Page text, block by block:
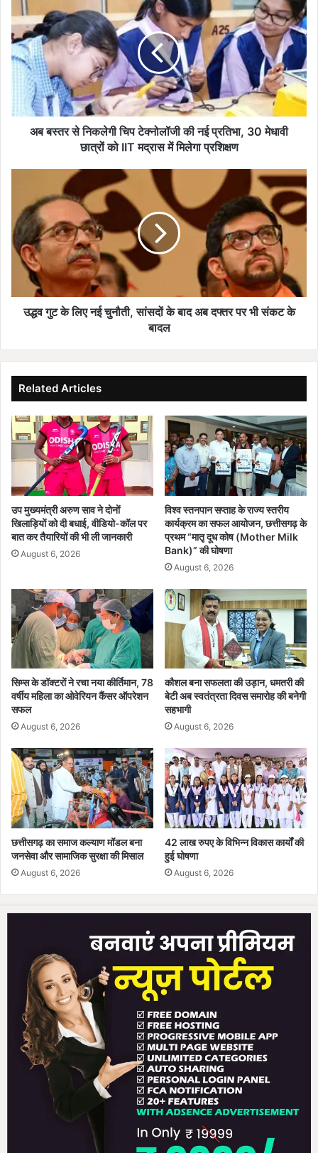
ब
स्त
र
ले
जी
की
न
ति
छा
त्रों
को
I
T
द्रा
स
में
गा
प्र
शि
क्ष
ण
अब बस्तर से निकलेगी चिप टेक्नोलॉजी की नई प्रतिभा, 30 मेधावी
छात्रों को IIT मद्रास में मिलेगा प्रशिक्षण
गु
ट
के
न
सां
स
दों
के
बा
द
ब
द
फ्त
र
प
क
ट
के
बा
द
ल
उद्धव गुट के लिए नई चुनौती, सांसदों के बाद अब दफ्तर पर भी संकट के
बादल
Related Articles
उप मुख्यमंत्री अरुण साव ने दोनों
खिलाड़ियों को दी बधाई, वीडियो-कॉल पर
बात कर तैयारियों की भी ली जानकारी
August 6, 2026
विश्व स्तनपान सप्ताह के राज्य स्तरीय
कार्यक्रम का सफल आयोजन, छत्तीसगढ़ के
प्रथम “मातृ दूध कोष (Mother Milk
Bank)” की घोषणा
August 6, 2026
सिम्स के डॉक्टरों ने रचा नया कीर्तिमान, 78
वर्षीय महिला का ओवेरियन कैंसर ऑपरेशन
सफल
August 6, 2026
कौशल बना सफलता की उड़ान, धमतरी की
बेटी अब स्वतंत्रता दिवस समारोह की बनेगी
सहभागी
August 6, 2026
छत्तीसगढ़ का समाज कल्याण मॉडल बना
जनसेवा और सामाजिक सुरक्षा की मिसाल
August 6, 2026
42 लाख रुपए के विभिन्न विकास कार्यों की
हुई घोषणा
August 6, 2026